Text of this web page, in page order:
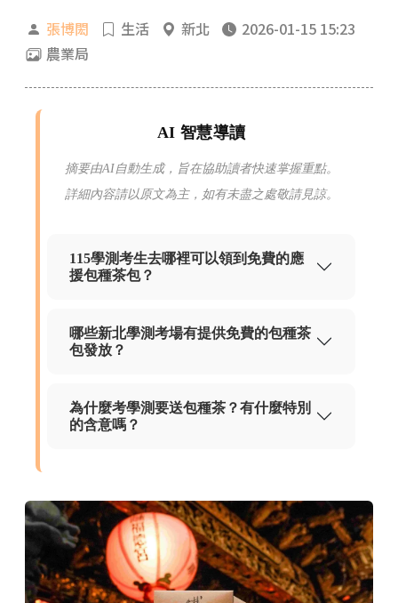
張博閎 生活 新北
2026-01-15 15:23
農業局
AI 智慧導讀
摘要由AI自動生成，旨在協助讀者快速掌握重點。
詳細內容請以原文為主，如有未盡之處敬請見諒。
115學測考生去哪裡可以領到免費的應
援包種茶包？
哪些新北學測考場有提供免費的包種茶
包發放？
為什麼考學測要送包種茶？有什麼特別
的含意嗎？